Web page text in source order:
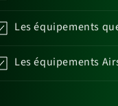
Les équipements
Les équipements